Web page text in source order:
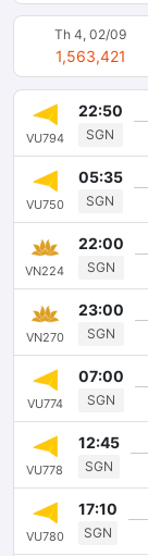
Th 4, 02/09
1,563,421
VU794
22:50
SGN
VU750
05:35
SGN
VN224
22:00
SGN
VN270
23:00
SGN
VU774
07:00
SGN
VU778
12:45
SGN
VU780
17:10
SGN